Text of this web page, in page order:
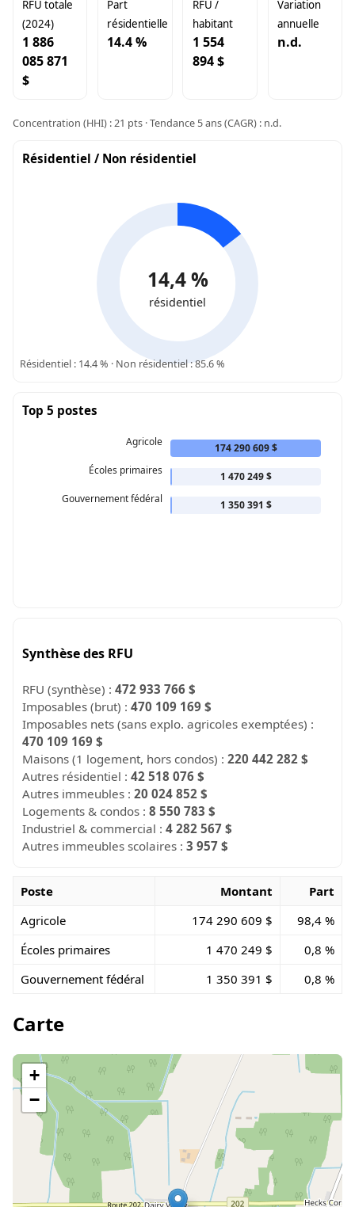
RFU totale
(2024)
1 886
085 871
$
Part
résidentielle
14.4 %
RFU /
habitant
1 554
894 $
Variation
annuelle
n.d.
Concentration (HHI) : 21 pts · Tendance 5 ans (CAGR) : n.d.
Résidentiel / Non résidentiel
14,4 %
résidentiel
Résidentiel : 14.4 % · Non résidentiel : 85.6 %
Top 5 postes
Agricole
174 290 609 $
Écoles primaires
1 470 249 $
Gouvernement fédéral
1 350 391 $
Synthèse des RFU
RFU (synthèse) :472 933 766 $
Imposables (brut) :470 109 169 $
Imposables nets (sans explo. agricoles exemptées) :
470 109 169 $
Maisons (1 logement, hors condos) :220 442 282 $
Autres résidentiel :42 518 076 $
Autres immeubles :20 024 852 $
Logements & condos :8 550 783 $
Industriel & commercial :4 282 567 $
Autres immeubles scolaires :3 957 $
Poste Montant
Part
Agricole
174 290 609 $
98,4 %
Écoles primaires
1 470 249 $
0,8 %
Gouvernement fédéral
1 350 391 $ 0,8 %
Carte
+
−